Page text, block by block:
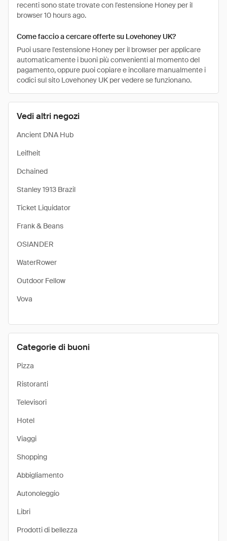
Vedi altri negozi
Ancient DNA Hub
Leifheit
Dchained
Stanley 1913 Brazil
Ticket Liquidator
Frank & Beans
OSIANDER
WaterRower
Outdoor Fellow
Vova
Categorie di buoni
Pizza
Ristoranti
Televisori
Hotel
Viaggi
Shopping
Abbigliamento
Autonoleggio
Libri
Prodotti di bellezza
recenti sono state trovate con l'estensione Honey per il
browser 10 hours ago.
Come faccio a cercare offerte su Lovehoney UK?
Puoi usare l'estensione Honey per il browser per applicare
automaticamente i buoni più convenienti al momento del
pagamento, oppure puoi copiare e incollare manualmente i
codici sul sito Lovehoney UK per vedere se funzionano.